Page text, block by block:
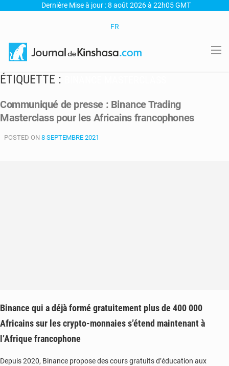
Dernière Mise à jour : 8 août 2026 à 22h05 GMT
FR
ÉTIQUETTE :
Communiqué de presse : Binance Trading
Masterclass pour les Africains francophones
POSTED ON 8 SEPTEMBRE 2021
Binance qui a déjà formé gratuitement plus de 400 000
Africains sur les crypto-monnaies s’étend maintenant à
l’Afrique francophone
Depuis 2020, Binance propose des cours gratuits d’éducation aux